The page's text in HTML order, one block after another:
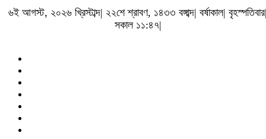
৬ই আগস্ট, ২০২৬ খ্রিস্টাব্দ| ২২শে শ্রাবণ, ১৪৩৩ বঙ্গাব্দ| বর্ষাকাল|
সকাল ১১:৪৭|